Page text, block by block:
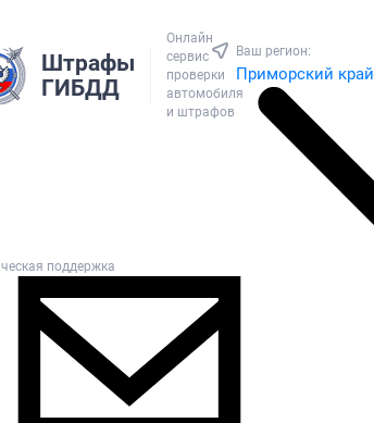
Штрафы
ГИБДД
Онлайн
сервис
проверки
автомобиля
и штрафов
Ваш регион:
Приморский край
поддержка